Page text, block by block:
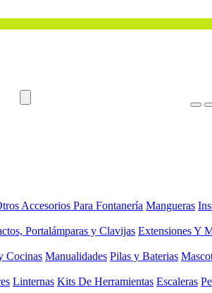
Accesorios Para Fontanería Mangueras
Portalámparas y Clavijas Extensiones Y
Cocinas Manualidades Pilas y Baterias
Linternas Kits De Herramientas Escaleras